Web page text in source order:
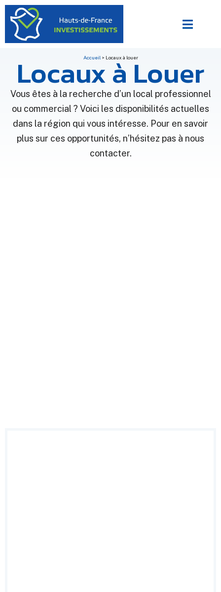
Accueil > Locaux à louer
Locaux à Louer
Vous êtes à la recherche d’un local professionnel
ou commercial ? Voici les disponibilités actuelles
dans la région qui vous intéresse. Pour en savoir
plus sur ces opportunités, n’hésitez pas à nous
contacter.